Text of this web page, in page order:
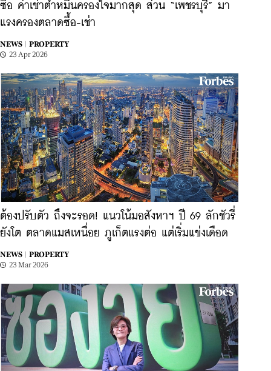
ซื้อ ค่าเช่าต่ำหมื่นครองใจมากสุด ส่วน “เพชรบุรี” มา
แรงครองตลาดซื้อ-เช่า
NEWS |
PROPERTY
23 Apr 2026
ต้องปรับตัว ถึงจะรอด! แนวโน้มอสังหาฯ ปี 69 ลักชัวรี่
ยังโต ตลาดแมสเหนื่อย ภูเก็ตแรงต่อ แต่เริ่มแข่งเดือด
NEWS |
PROPERTY
23 Mar 2026